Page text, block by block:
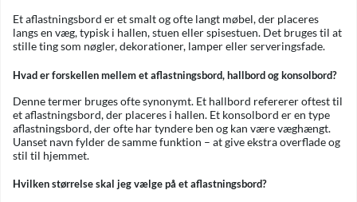
Et aflastningsbord er et smalt og ofte langt møbel, der placeres
langs en væg, typisk i hallen, stuen eller spisestuen. Det bruges til at
stille ting som nøgler, dekorationer, lamper eller serveringsfade.
Hvad er forskellen mellem et aflastningsbord, hallbord og konsolbord?
Denne termer bruges ofte synonymt. Et hallbord refererer oftest til
et aflastningsbord, der placeres i hallen. Et konsolbord er en type
aflastningsbord, der ofte har tyndere ben og kan være væghængt.
Uanset navn fylder de samme funktion – at give ekstra overflade og
stil til hjemmet.
Hvilken størrelse skal jeg vælge på et aflastningsbord?